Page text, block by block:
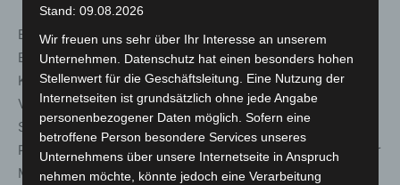
Bei den Durchsuchungen beschlagnahmten die
Einsatzkräfte etwa 10.000 Euro Bargeld, gut ein
Kilogramm Heroin, geringere Mengen Marihuana mit
Verpackungsutensilien, zahlreiche Datenträger, über 50
Schuss scharfe Pistolenmunition sowie über 100
Packungen potenzsteigender Mittel und diverser anderer
Medikamente. Die Ermittlungen dauern weiterhin an.
Stand: 09.08.2026
Wir freuen uns sehr über Ihr Interesse an unserem
Unternehmen. Datenschutz hat einen besonders hohen
Stellenwert für die Geschäftsleitung. Eine Nutzung der
Internetseiten ist grundsätzlich ohne jede Angabe
personenbezogener Daten möglich. Sofern eine
betroffene Person besondere Services unseres
Unternehmens über unsere Internetseite in Anspruch
nehmen möchte, könnte jedoch eine Verarbeitung